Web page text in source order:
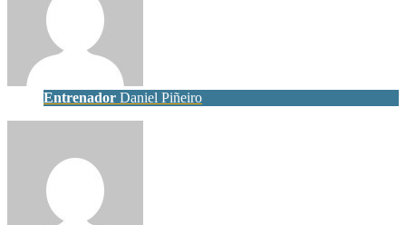
Entrenador Daniel Piñeiro